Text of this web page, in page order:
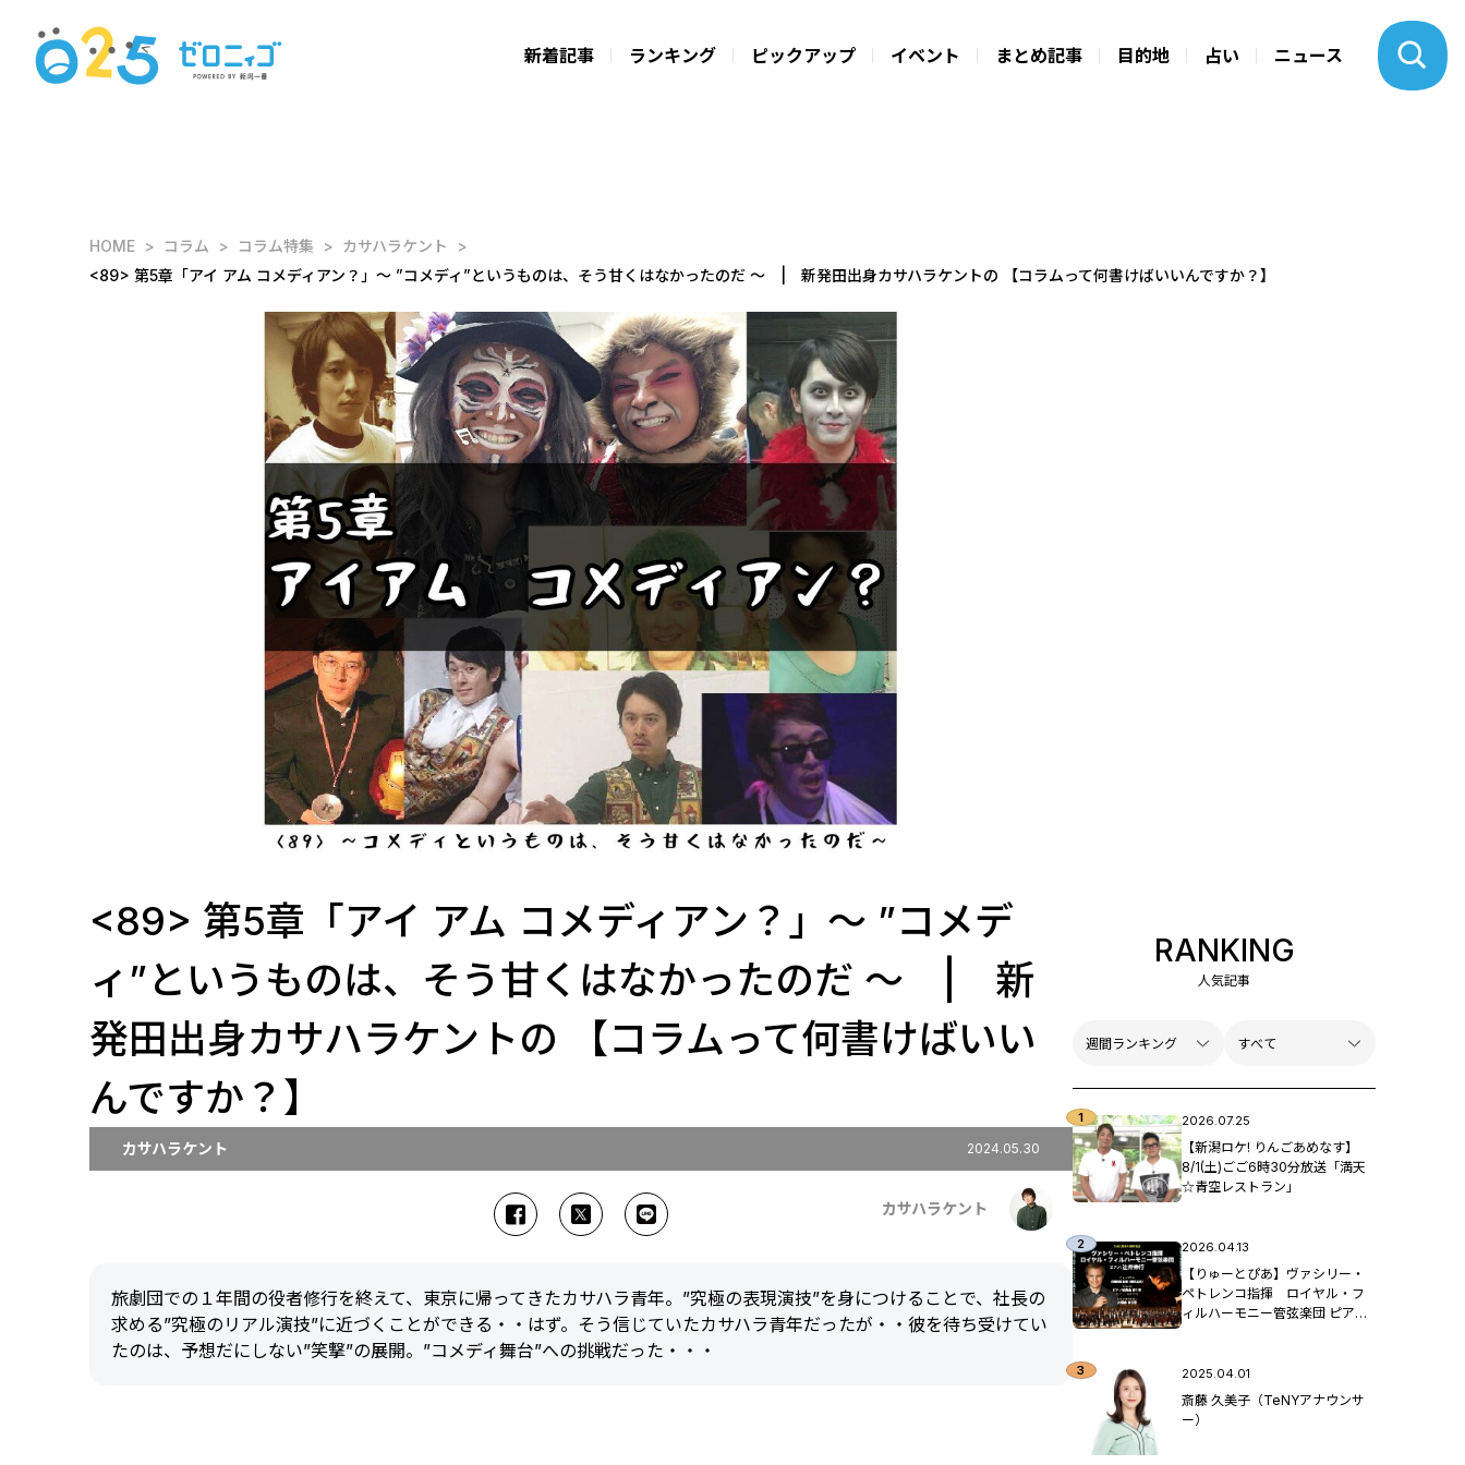
新着記事 ランキング ピックアップ イベント まとめ記事 目的地 占い ニュース
HOME コラム コラム特集
カサハラケント
<89> 第5章「アイ アム コメディアン？」～ ”コメディ”というものは、そう甘くはなかったのだ 〜 | 新発田出身カサハラケントの 【コラムって何書けばいいんですか？】
<89> 第5章「アイ アム コメディアン？」～ ”コメデ
ィ”というものは、そう甘くはなかったのだ 〜 | 新
発田出身カサハラケントの 【コラムって何書けばいい
んですか？】
カサハラケント 2024.05.30
カサハラケント
旅劇団での１年間の役者修行を終えて、東京に帰ってきたカサハラ青年。”究極の表現演技”を身につけることで、社長の
求める”究極のリアル演技”に近づくことができる・・はず。そう信じていたカサハラ青年だったが・・彼を待ち受けてい
たのは、予想だにしない”笑撃”の展開。”コメディ舞台”への挑戦だった・・・
RANKING
人気記事
2026.07.25
【新潟ロケ! りんごあめなす】
8/1(土)ごご6時30分放送「満天
☆青空レストラン」
2026.04.13
【りゅーとぴあ】ヴァシリー・
ペトレンコ指揮 ロイヤル・フ
ィルハーモニー管弦楽団 ピア
2025.04.01
斎藤 久美子（TeNYアナウンサ
ー）